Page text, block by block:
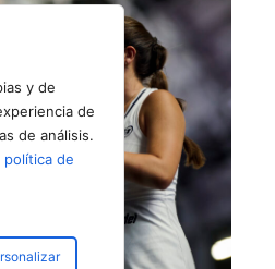
y de
de
de análisis.
política de